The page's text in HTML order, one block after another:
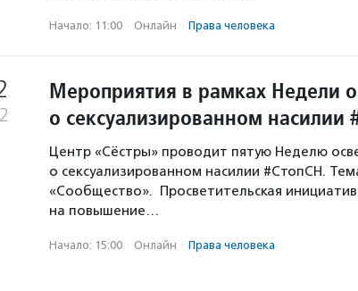
Начало: 11:00 · Онлайн · Права человека
Мероприятия в рамках Недели
о сексуализированном насилии
Центр «Сёстры» проводит пятую Неделю
о сексуализированном насилии #СтопСН.
«Сообщество». Просветительская
на повышение…
Начало: 15:00 · Онлайн · Права человека